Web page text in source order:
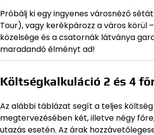
Próbálj ki egy ingyenes városnéző
Tour), vagy kerékpározz a város körül
közelsége és a csatornák látványa
maradandó élményt ad!
Költségkalkuláció 2 és 4
Az alábbi táblázat segít a teljes költség
megtervezésében két, illetve négy
utazás esetén. Az árak